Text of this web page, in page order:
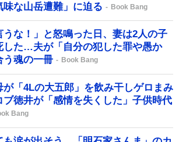
味な山岳遭難」に迫る
Book Bang
うな！」と怒鳴った日、妻は2人の子
した…夫が「自分の犯した罪や愚か
う魂の一冊
Book Bang
が「4Lの大五郎」を飲み干しゲロまみ
徳井が「感情を失くした」子供時代
Bang